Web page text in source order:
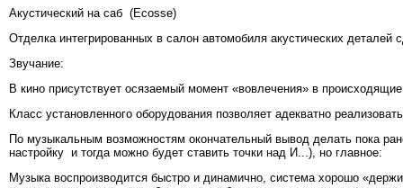
Акустический на саб (Ecosse)
Отделка интегрированных в салон автомобиля акустических деталей
Звучание:
В кино присутствует осязаемый момент «вовлечения» в
Класс установленного оборудования позволяет адекватно
По музыкальным возможностям окончательный вывод делать пока
настройку и тогда можно будет ставить точки над И...), но главное:
Музыка воспроизводится быстро и динамично, система хорошо